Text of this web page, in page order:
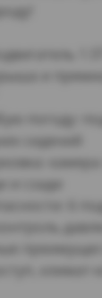
1.5T
и
погоду:
сидений
камера
и сзади
6
климат-